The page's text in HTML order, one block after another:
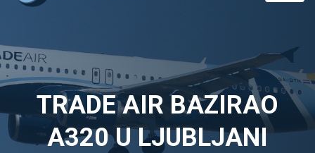
TRADE AIR BAZIRAO
A320 U LJUBLJANI